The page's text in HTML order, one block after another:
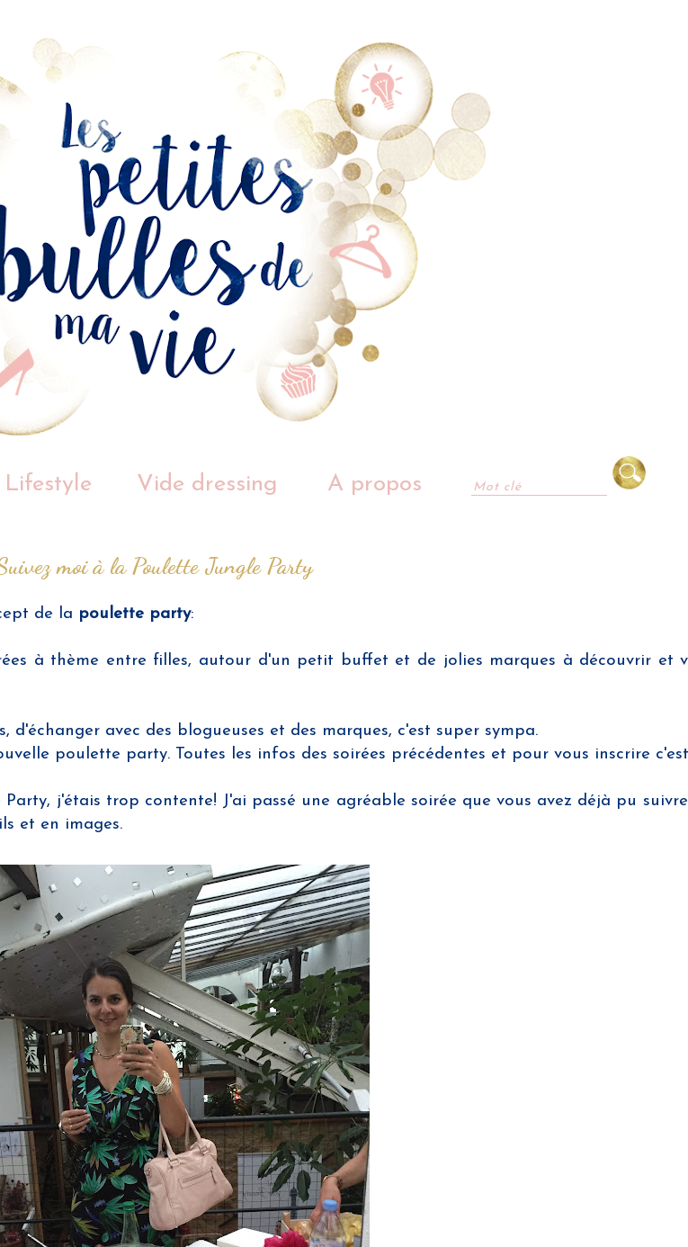
Lifestyle Vide dressing A propos
moi à la Poulette Jungle Party
de la poulette party:
à thème entre filles, autour d'un petit buffet et de jolies marques à découvrir et
avec des blogueuses et des marques, c'est super sympa.
poulette party. Toutes les infos des soirées précédentes et pour vous inscrire
j'étais trop contente! J'ai passé une agréable soirée que vous avez déjà pu
et en images.